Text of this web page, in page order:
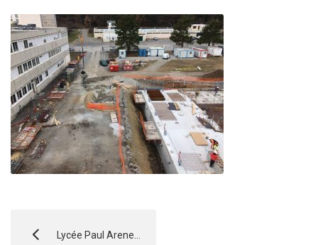
Lycée Paul Arene – Sisteron